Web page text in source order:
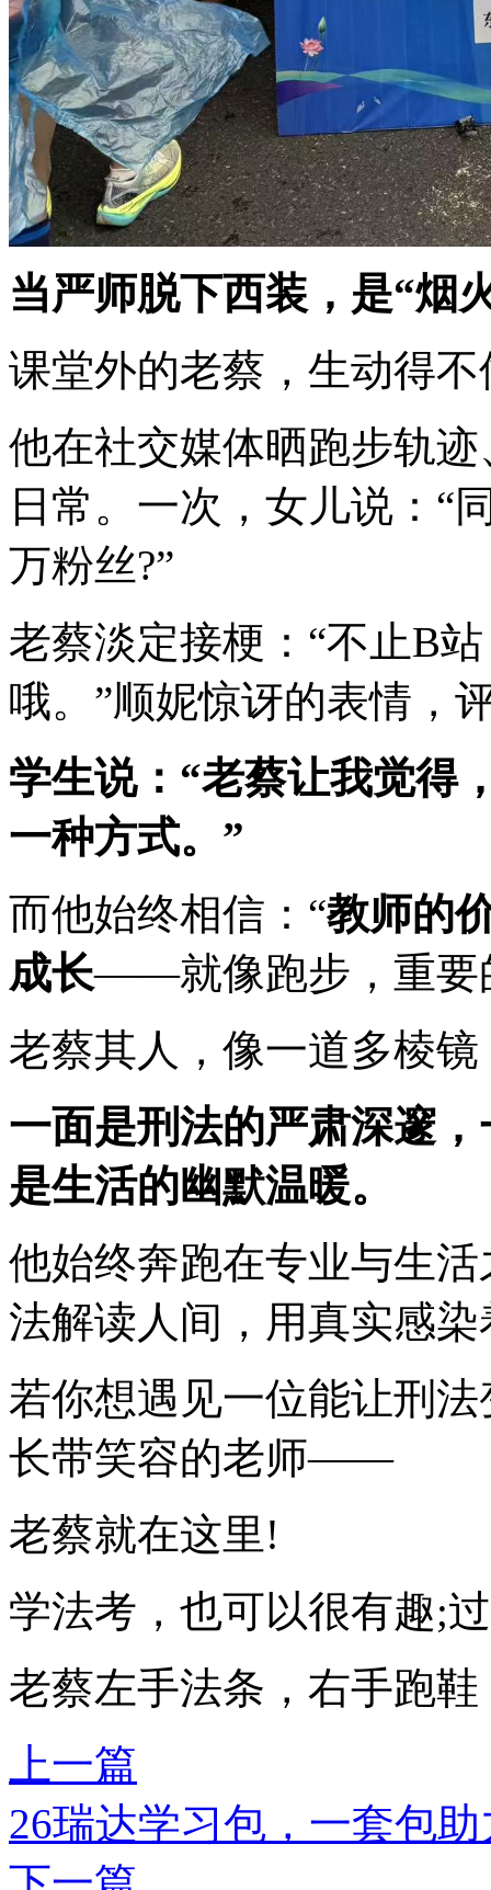
当严师脱下西装，是“烟
课堂外的老蔡，生动得不
他在社交媒体晒跑步轨
日常。一次，女儿说：“
万粉丝?”
老蔡淡定接梗：“不止B
哦。”顺妮惊讶的表情，
学生说：“老蔡让我觉得
一种方式。”
而他始终相信：“教师的
成长——就像跑步，重要
老蔡其人，像一道多棱镜
一面是刑法的严肃深邃
是生活的幽默温暖。
他始终奔跑在专业与生
法解读人间，用真实感
若你想遇见一位能让刑
长带笑容的老师——
老蔡就在这里!
学法考，也可以很有趣;
老蔡左手法条，右手跑
上一篇
26瑞达学习包，一套包